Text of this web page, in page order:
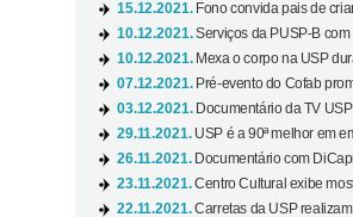
15.12.2021. Fono convida pais de
10.12.2021.Serviços da PUSP-B
10.12.2021. Mexa o corpo na USP
07.12.2021. Pré-evento do Cofab
03.12.2021. Documentário da TV
29.11.2021. USP é a 90ª melhor em
26.11.2021. Documentário com
23.11.2021.Centro Cultural exibe
22.11.2021.Carretas da USP